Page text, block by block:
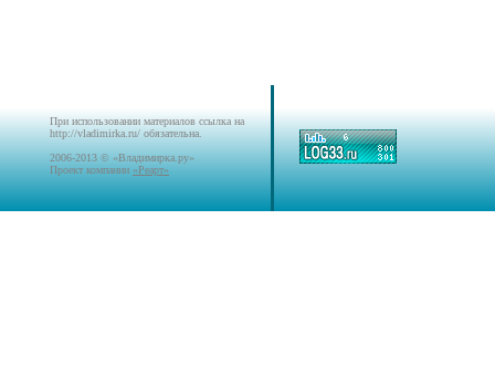
При использовании материалов ссылка на
http://vladimirka.ru/ обязательна.
2006-2013 © «Владимирка.ру»
Проект компании «Реарт»